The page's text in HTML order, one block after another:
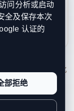
务、投稿与权
本网站持续优化
升品牌信任感和
问分析或启动
全及保存本次
认证的
部拒绝